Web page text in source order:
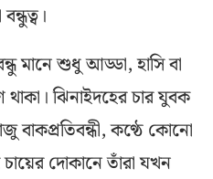
মানে শুধু আড্ডা, হাসি বা
ঝিনাইদহের চার যুবক
বাকপ্রতিবন্ধী, কণ্ঠে কোনো
দোকানে তাঁরা যখন